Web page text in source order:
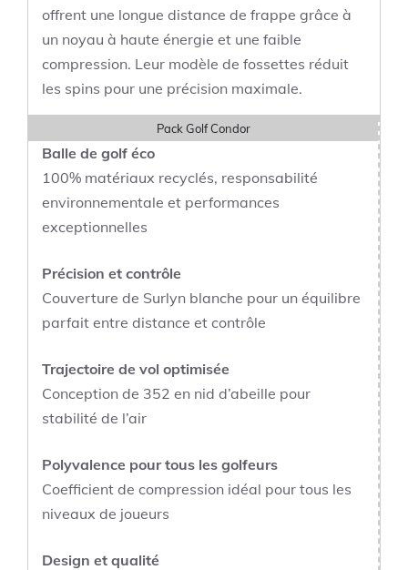
offrent une longue distance de frappe grâce à
un noyau à haute énergie et une faible
compression. Leur modèle de fossettes réduit
les spins pour une précision maximale.
Pack Golf Condor
Balle de golf éco
100% matériaux recyclés, responsabilité
environnementale et performances
exceptionnelles
Précision et contrôle
Couverture de Surlyn blanche pour un équilibre
parfait entre distance et contrôle
Trajectoire de vol optimisée
Conception de 352 en nid d’abeille pour
stabilité de l’air
Polyvalence pour tous les golfeurs
Coefficient de compression idéal pour tous les
niveaux de joueurs
Design et qualité